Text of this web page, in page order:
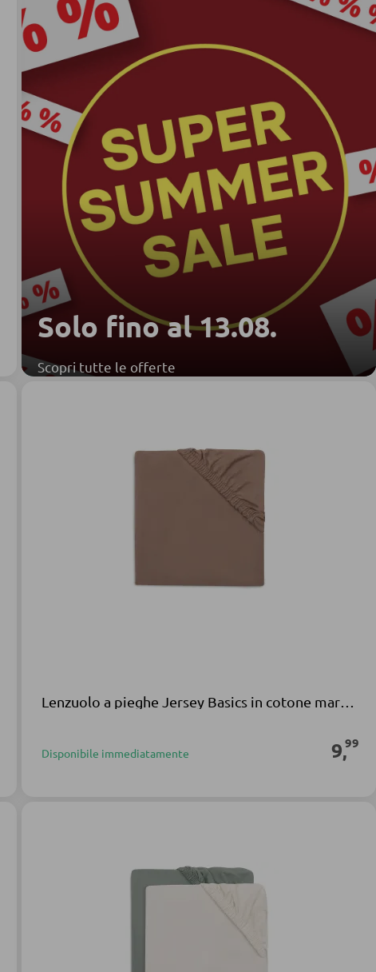
Solo fino al 13.08.
Scopri tutte le offerte
Disponibile immediatamente 9,99